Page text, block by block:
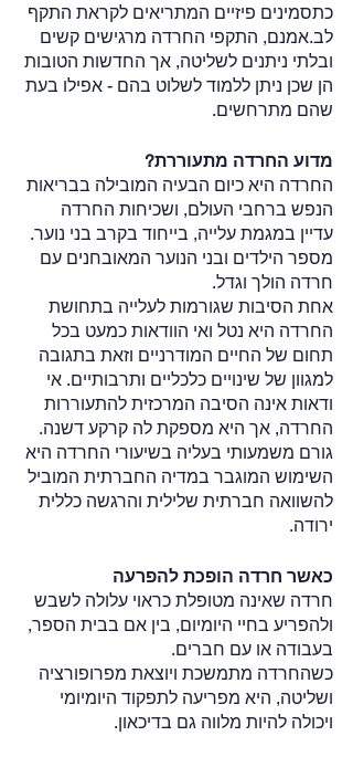
כתסמינים פיזיים המתריאים לקראת התקף
לב.אמנם, התקפי החרדה מרגישים קשים
ובלתי ניתנים לשליטה, אך החדשות הטובות
הן שכן ניתן ללמוד לשלוט בהם - אפילו בעת
שהם מתרחשים.
מדוע החרדה מתעוררת?
החרדה היא כיום הבעיה המובילה בבריאות
הנפש ברחבי העולם, ושכיחות החרדה
עדיין במגמת עלייה, בייחוד בקרב בני נוער.
מספר הילדים ובני הנוער המאובחנים עם
חרדה הולך וגדל.
אחת הסיבות שגורמות לעלייה בתחושת
החרדה היא נטל ואי הוודאות כמעט בכל
תחום של החיים המודרניים וזאת בתגובה
למגוון של שינויים כלכליים ותרבותיים. אי
ודאות אינה הסיבה המרכזית להתעוררות
החרדה, אך היא מספקת לה קרקע דשנה.
גורם משמעותי בעליה בשיעורי החרדה היא
השימוש המוגבר במדיה החברתית המוביל
להשוואה חברתית שלילית והרגשה כללית
ירודה.
כאשר חרדה הופכת להפרעה
חרדה שאינה מטופלת כראוי עלולה לשבש
ולהפריע בחיי היומיום, בין אם בבית הספר,
בעבודה או עם חברים.
כשהחרדה מתמשכת ויוצאת מפרופורציה
ושליטה, היא מפריעה לתפקוד היומיומי
ויכולה להיות מלווה גם בדיכאון.